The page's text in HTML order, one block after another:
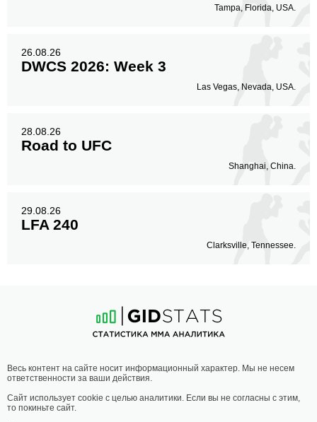
Tampa, Florida, USA.
26.08.26
DWCS 2026: Week 3
Las Vegas, Nevada, USA.
28.08.26
Road to UFC
Shanghai, China.
29.08.26
LFA 240
Clarksville, Tennessee.
Весь контент на сайте носит информационный характер. Мы не несем
ответственности за ваши действия.
Сайт использует cookie с целью аналитики. Если вы не согласны с этим,
то покиньте сайт.